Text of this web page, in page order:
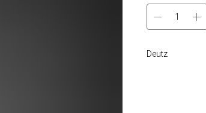
Deutz